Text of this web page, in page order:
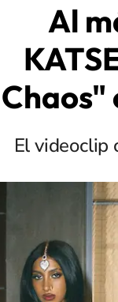
Al
Chaos"
El videoclip